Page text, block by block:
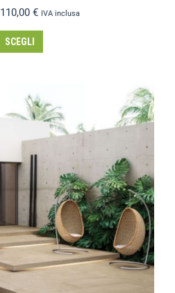
110,00 € IVA inclusa
SCEGLI